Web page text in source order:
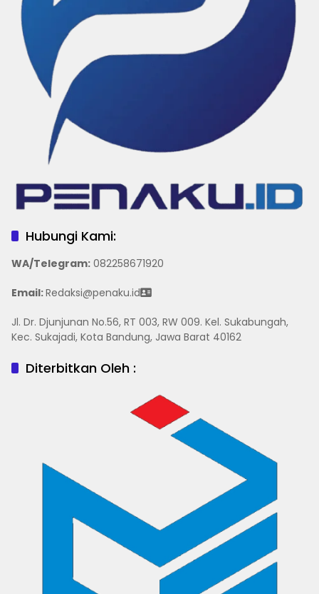
Hubungi Kami:
WA/Telegram: 082258671920
Email:Redaksi@penaku.id
Jl. Dr. Djunjunan No.56, RT 003, RW 009. Kel. Sukabungah,
Kec. Sukajadi, Kota Bandung, Jawa Barat 40162
Diterbitkan Oleh :